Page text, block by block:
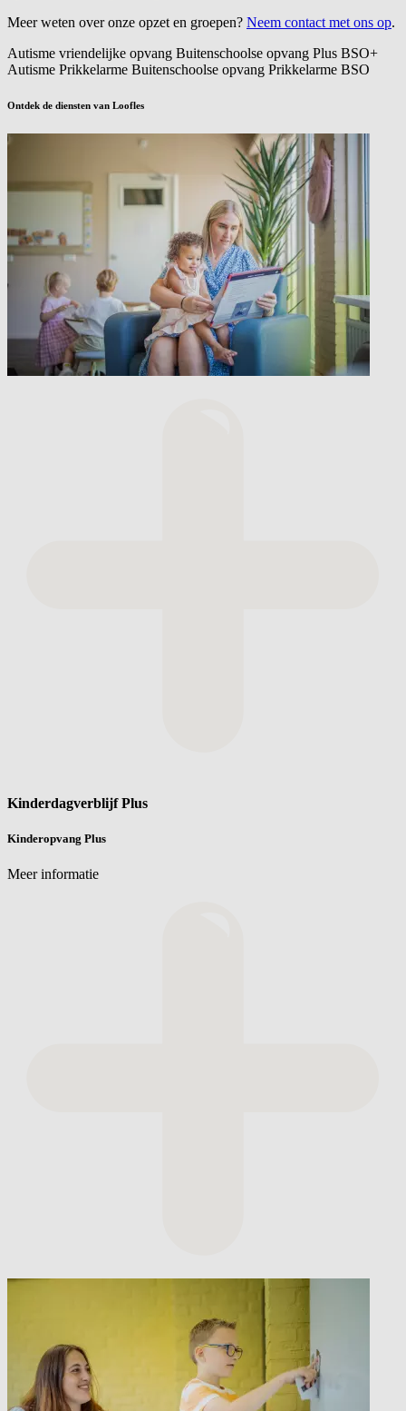
Meer weten over onze opzet en groepen? Neem contact met ons op.
Autisme vriendelijke opvang Buitenschoolse opvang Plus BSO+
Autisme Prikkelarme Buitenschoolse opvang Prikkelarme BSO
Ontdek de diensten van Loofles
Kinderdagverblijf Plus
Kinderopvang Plus
Meer informatie